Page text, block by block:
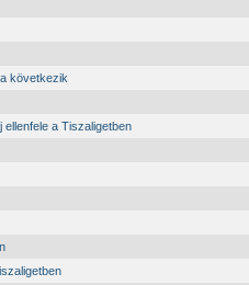
következik
a Tiszaligetben